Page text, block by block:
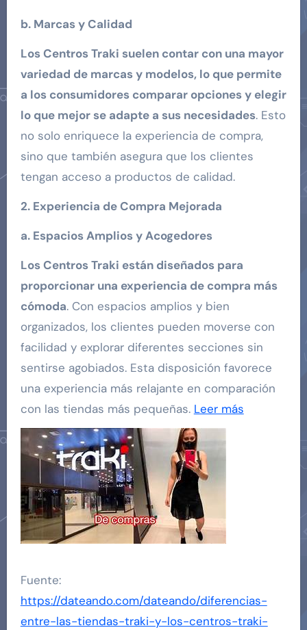
b. Marcas y Calidad
Los Centros Traki suelen contar con una mayor
variedad de marcas y modelos, lo que permite
a los consumidores comparar opciones y elegir
lo que mejor se adapte a sus necesidades. Esto
no solo enriquece la experiencia de compra,
sino que también asegura que los clientes
tengan acceso a productos de calidad.
2. Experiencia de Compra Mejorada
a. Espacios Amplios y Acogedores
Los Centros Traki están diseñados para
proporcionar una experiencia de compra más
cómoda. Con espacios amplios y bien
organizados, los clientes pueden moverse con
facilidad y explorar diferentes secciones sin
sentirse agobiados. Esta disposición favorece
una experiencia más relajante en comparación
con las tiendas más pequeñas. Leer más
Fuente:
https://dateando.com/dateando/diferencias-
entre-las-tiendas-traki-y-los-centros-traki-